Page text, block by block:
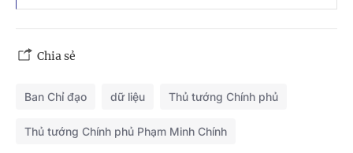
Chia sẻ
Ban Chỉ đạo dữ liệu Thủ tướng Chính phủ
Thủ tướng Chính phủ Phạm Minh Chính